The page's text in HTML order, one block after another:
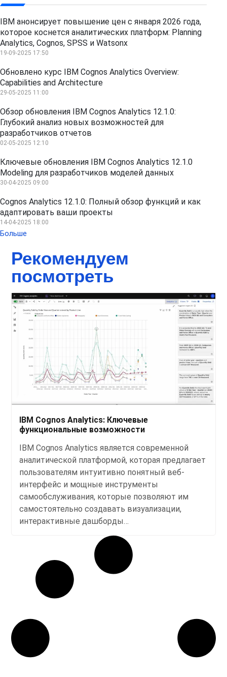
IBM анонсирует повышение цен с января 2026 года,
которое коснется аналитических платформ: Planning
Analytics, Cognos, SPSS и Watsonx
19-09-2025 17:50
Обновлено курс IBM Cognos Analytics Overview:
Capabilities and Architecture
29-05-2025 11:00
Обзор обновления IBM Cognos Analytics 12.1.0:
Глубокий анализ новых возможностей для
разработчиков отчетов
02-05-2025 12:10
Ключевые обновления IBM Cognos Analytics 12.1.0
Modeling для разработчиков моделей данных
30-04-2025 09:00
Cognos Analytics 12.1.0: Полный обзор функций и как
адаптировать ваши проекты
14-04-2025 18:00
Больше
Рекомендуем
посмотреть
IBM Cognos Analytics: Ключевые
функциональные возможности
IBM Cognos Analytics является современной
аналитической платформой, которая предлагает
пользователям интуитивно понятный веб-
интерфейс и мощные инструменты
самообслуживания, которые позволяют им
самостоятельно создавать визуализации,
интерактивные дашборды…